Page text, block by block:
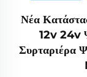
Νέα
12v 24v
Συρταριέρα